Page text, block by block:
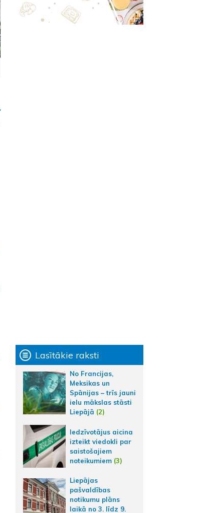
Lasītākie raksti
No Francijas,
Meksikas un
Spānijas – trīs jauni
ielu mākslas stāsti
Liepājā (2)
Iedzīvotājus aicina
izteikt viedokli par
saistošajiem
noteikumiem (3)
Liepājas
pašvaldības
notikumu plāns
laikā no 3. līdz 9.